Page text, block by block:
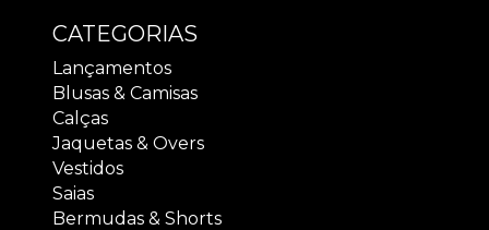
CATEGORIAS
Lançamentos
Blusas & Camisas
Calças
Jaquetas & Overs
Vestidos
Saias
Bermudas & Shorts